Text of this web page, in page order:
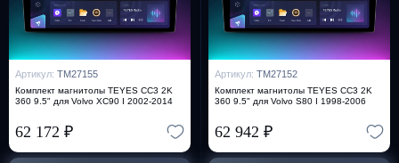
Артикул: TM27155
Комплект магнитолы TEYES CC3 2K
360 9.5" для Volvo XC90 I 2002-2014
62 172 ₽
Артикул: TM27152
Комплект магнитолы TEYES CC3 2K
360 9.5" для Volvo S80 I 1998-2006
62 942 ₽